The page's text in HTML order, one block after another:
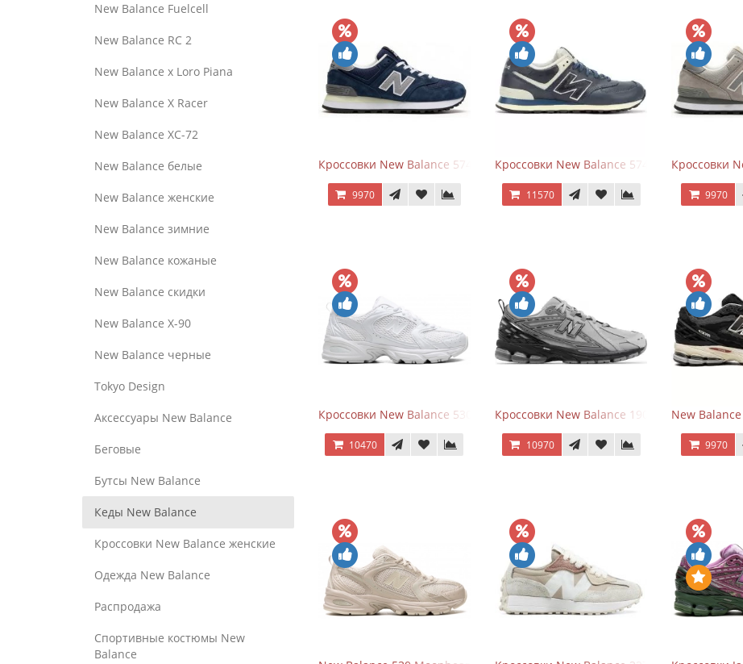
New Balance Fuelcell
New Balance RC 2
New Balance x Loro Piana
New Balance X Racer
New Balance XC-72
New Balance белые
New Balance женские
New Balance зимние
New Balance кожаные
New Balance скидки
New Balance Х-90
New Balance черные
Tokyo Design
Аксессуары New Balance
Беговые
Бутсы New Balance
Кеды New Balance
Кроссовки New Balance женские
Одежда New Balance
Распродажа
Спортивные костюмы New
Balance
Кроссовки New Balance 574 Classic Blue Grey
9970
Кроссовки New Balance 574 Classic Blue
11570
Кроссовки
9970
Кроссовки New Balance 530 Total White Silver
10470
Кроссовки New Balance 1906R Brighton Grey
10970
New
9970